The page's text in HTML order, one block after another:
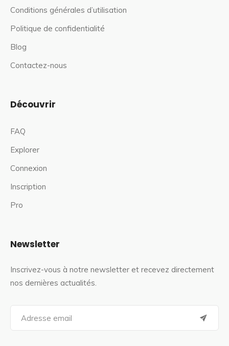
Conditions générales d’utilisation
Politique de confidentialité
Blog
Contactez-nous
Découvrir
FAQ
Explorer
Connexion
Inscription
Pro
Newsletter
Inscrivez-vous à notre newsletter et recevez directement
nos dernières actualités.
a